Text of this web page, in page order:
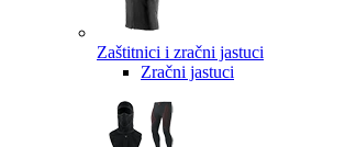
Zaštitnici i zračni jastuci
Zračni jastuci